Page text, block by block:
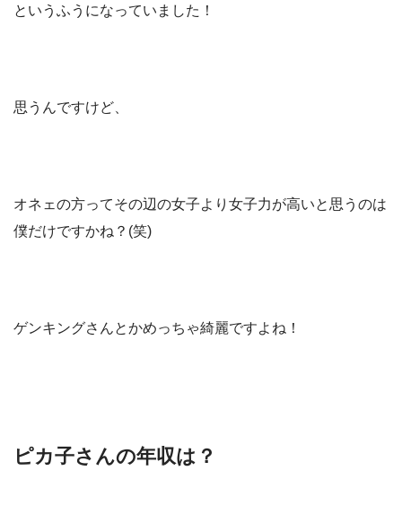
というふうになっていました！
思うんですけど、
オネェの方ってその辺の女子より女子力が高いと思うのは
僕だけですかね？(笑)
ゲンキングさんとかめっちゃ綺麗ですよね！
ピカ子さんの年収は？